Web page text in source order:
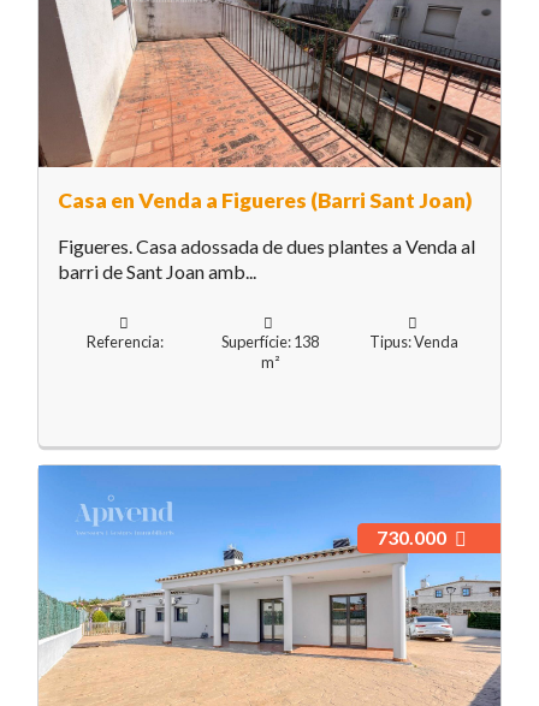
Casa en Venda a Figueres (Barri Sant Joan)
Figueres. Casa adossada de dues plantes a Venda al
barri de Sant Joan amb...
Referencia:
Superfície: 138
m²
Tipus: Venda
730.000